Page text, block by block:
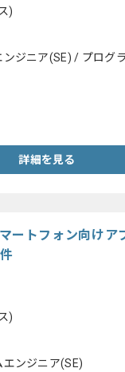
)
ジニア(SE) / プログ
詳細を見る
ートフォン向けア
)
ンジニア(SE)